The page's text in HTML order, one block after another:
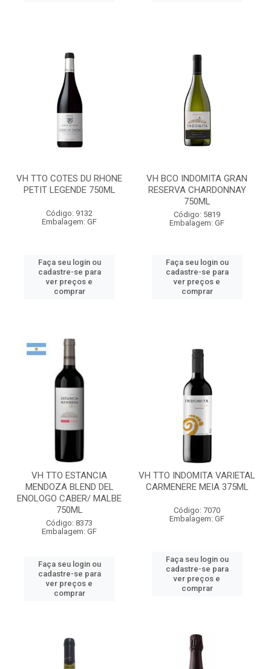
VH TTO COTES DU RHONE
PETIT LEGENDE 750ML
Código: 9132
Embalagem: GF
Faça seu login ou
cadastre-se para
ver preços e
comprar
VH BCO INDOMITA GRAN
RESERVA CHARDONNAY
750ML
Código: 5819
Embalagem: GF
Faça seu login ou
cadastre-se para
ver preços e
comprar
VH TTO ESTANCIA
MENDOZA BLEND DEL
ENOLOGO CABER/ MALBE
750ML
Código: 8373
Embalagem: GF
Faça seu login ou
cadastre-se para
ver preços e
comprar
VH TTO INDOMITA VARIETAL
CARMENERE MEIA 375ML
Código: 7070
Embalagem: GF
Faça seu login ou
cadastre-se para
ver preços e
comprar